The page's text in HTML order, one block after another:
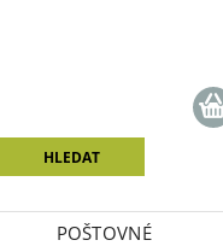
POŠTOVNÉ